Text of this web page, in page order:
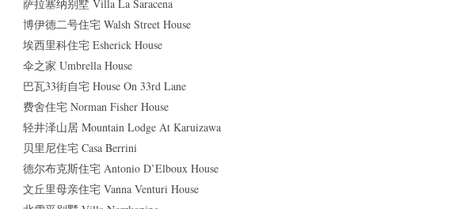
萨拉塞纳别墅 Villa La Saracena
博伊德二号住宅 Walsh Street House
埃西里科住宅 Esherick House
伞之家 Umbrella House
巴瓦33街自宅 House On 33rd Lane
费舍住宅 Norman Fisher House
轻井泽山居 Mountain Lodge At Karuizawa
贝里尼住宅 Casa Berrini
德尔布克斯住宅 Antonio D’Elboux House
文丘里母亲住宅 Vanna Venturi House